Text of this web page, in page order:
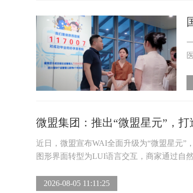
微盟集团：推出“微盟星元”，
近日，微盟宣布WAI全面升级为“微盟星元”
图形界面转型为LUI语言交互，商家通过自
2026-08-05 11:11:25